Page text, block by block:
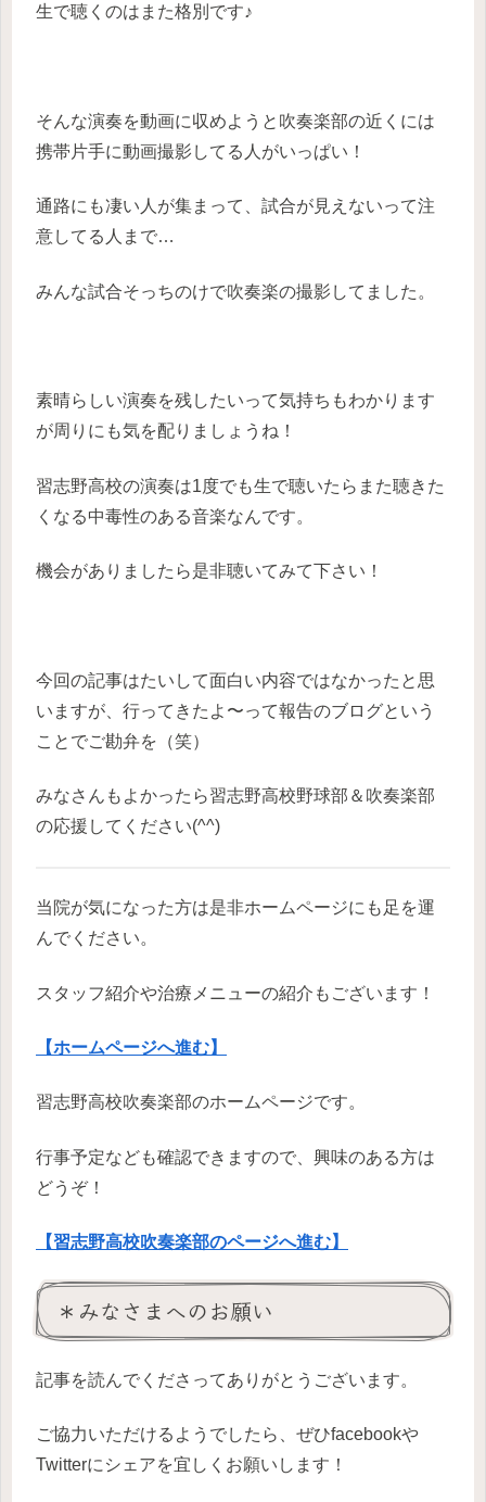
生で聴くのはまた格別です♪
そんな演奏を動画に収めようと吹奏楽部の近くには
携帯片手に動画撮影してる人がいっぱい！
通路にも凄い人が集まって、試合が見えないって注
意してる人まで…
みんな試合そっちのけで吹奏楽の撮影してました。
素晴らしい演奏を残したいって気持ちもわかります
が周りにも気を配りましょうね！
習志野高校の演奏は1度でも生で聴いたらまた聴きた
くなる中毒性のある音楽なんです。
機会がありましたら是非聴いてみて下さい！
今回の記事はたいして面白い内容ではなかったと思
いますが、行ってきたよ〜って報告のブログという
ことでご勘弁を（笑）
みなさんもよかったら習志野高校野球部＆吹奏楽部
の応援してください(^^)
当院が気になった方は是非ホームページにも足を運
んでください。
スタッフ紹介や治療メニューの紹介もございます！
【ホームページへ進む】
習志野高校吹奏楽部のホームページです。
行事予定なども確認できますので、興味のある方は
どうぞ！
【習志野高校吹奏楽部のページへ進む】
＊みなさまへのお願い
記事を読んでくださってありがとうございます。
ご協力いただけるようでしたら、ぜひfacebookや
Twitterにシェアを宜しくお願いします！